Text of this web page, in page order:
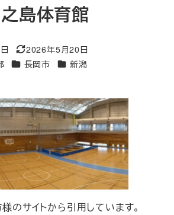
島体育館
更新日
2026年5月20日
エリア長岡市 エリア新潟
のサイトから引用しています。